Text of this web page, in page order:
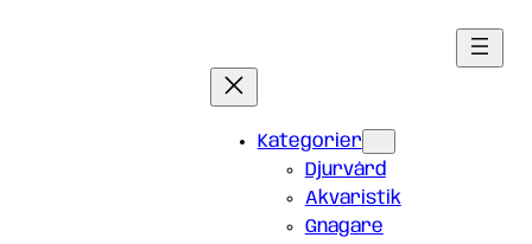
Kategorier
Djurvård
Akvaristik
Gnagare